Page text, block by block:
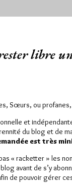
libre
Sœurs, ou profanes,
et
du blog et de
est très
« racketter » les
avant de s’y
de pouvoir gérer